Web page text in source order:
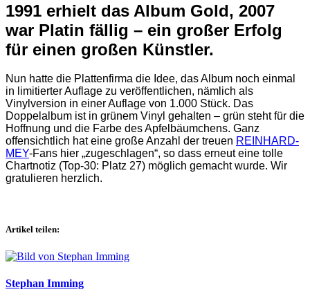
1991 erhielt das Album Gold, 2007
war Platin fällig – ein großer Erfolg
für einen großen Künstler.
Nun hatte die Plattenfirma die Idee, das Album noch einmal
in limitierter Auflage zu veröffentlichen, nämlich als
Vinylversion in einer Auflage von 1.000 Stück. Das
Doppelalbum ist in grünem Vinyl gehalten – grün steht für die
Hoffnung und die Farbe des Apfelbäumchens. Ganz
offensichtlich hat eine große Anzahl der treuen REINHARD-
MEY-Fans hier „zugeschlagen“, so dass erneut eine tolle
Chartnotiz (Top-30: Platz 27) möglich gemacht wurde. Wir
gratulieren herzlich.
Artikel teilen:
Stephan Imming